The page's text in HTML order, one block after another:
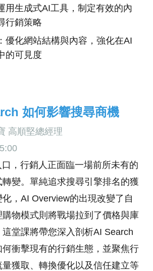
用生成式AI工具，制定有效的內
行銷策略
優化網站結構與內容，強化在AI
的可見度
如何影響搜尋商機
高順堅總經理
，行銷人正面臨一場前所未有的
變。單純追求搜尋引擎排名的獲
，AI Overview的出現改變了自
物模式則將戰場拉到了價格與庫
堂課將帶您深入剖析AI Search
衝擊現有的行銷生態，並聚焦行
獲取、轉換優化以及信任建立等